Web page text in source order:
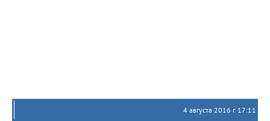
4 августа 2016 г. 17:11